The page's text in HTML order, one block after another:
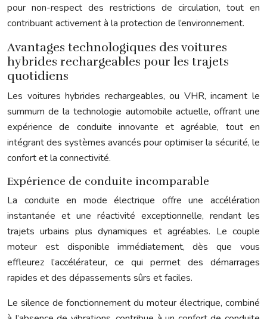
pour non-respect des restrictions de circulation, tout en
contribuant activement à la protection de l’environnement.
Avantages technologiques des voitures
hybrides rechargeables pour les trajets
quotidiens
Les voitures hybrides rechargeables, ou VHR, incarnent le
summum de la technologie automobile actuelle, offrant une
expérience de conduite innovante et agréable, tout en
intégrant des systèmes avancés pour optimiser la sécurité, le
confort et la connectivité.
Expérience de conduite incomparable
La conduite en mode électrique offre une accélération
instantanée et une réactivité exceptionnelle, rendant les
trajets urbains plus dynamiques et agréables. Le couple
moteur est disponible immédiatement, dès que vous
effleurez l’accélérateur, ce qui permet des démarrages
rapides et des dépassements sûrs et faciles.
Le silence de fonctionnement du moteur électrique, combiné